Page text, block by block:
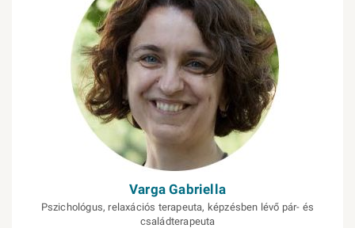
Varga Gabriella
Pszichológus, relaxációs terapeuta, képzésben lévő pár- és
családterapeuta